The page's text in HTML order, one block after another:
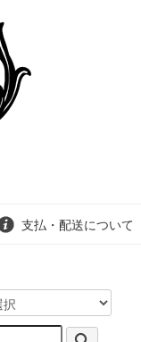
支払・配送について